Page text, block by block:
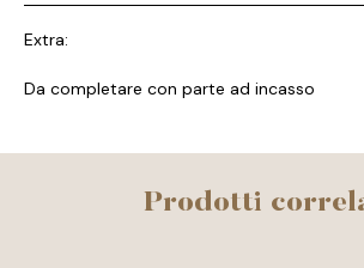
Extra:
Da completare con parte ad incasso
Prodotti